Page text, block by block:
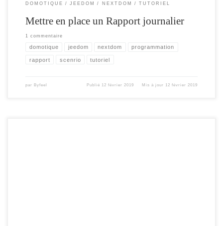
DOMOTIQUE JEEDOM NEXTDOM TUTORIEL
Mettre en place un Rapport journalier
1 commentaire
domotique jeedom nextdom programmation
rapport scenrio tutoriel
par Byfeel Publié 12 février 2019 Mis à jour 12 février 2019